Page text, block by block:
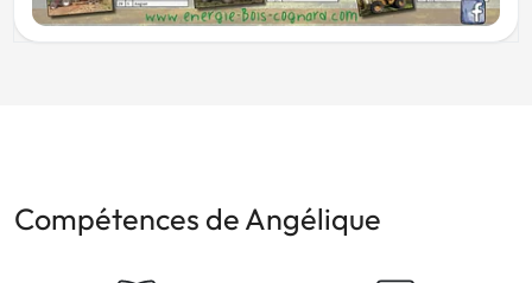
Compétences de Angélique